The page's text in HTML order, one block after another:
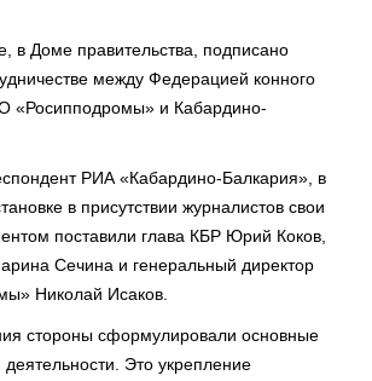
в Доме правительства, подписано
между Федерацией конного
«Росипподромы» и Кабардино-
РИА «Кабардино-Балкария», в
в присутствии журналистов свои
поставили глава КБР Юрий Коков,
Сечина и генеральный директор
Николай Исаков.
стороны сформулировали основные
Это укрепление